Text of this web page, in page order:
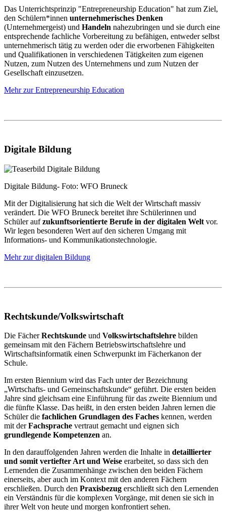
Das Unterrichtsprinzip "Entrepreneurship Education" hat zum Ziel,
den Schülern*innen unternehmerisches Denken
(Unternehmergeist) und Handeln nahezubringen und sie durch eine
entsprechende fachliche Vorbereitung zu befähigen, entweder selbst
unternehmerisch tätig zu werden oder die erworbenen Fähigkeiten
und Qualifikationen in verschiedenen Tätigkeiten zum eigenen
Nutzen, zum Nutzen des Unternehmens und zum Nutzen der
Gesellschaft einzusetzen.
Mehr zur Entrepreneurship Education
Digitale Bildung
Digitale Bildung- Foto: WFO Bruneck
Mit der Digitalisierung hat sich die Welt der Wirtschaft massiv
verändert. Die WFO Bruneck bereitet ihre Schülerinnen und
Schüler aufzukunftsorientierte Berufe in der digitalen Welt vor.
Wir legen besonderen Wert auf den sicheren Umgang mit
Informations- und Kommunikationstechnologie.
Mehr zur digitalen Bildung
Rechtskunde/Volkswirtschaft
Die FächerRechtskunde und Volkswirtschaftslehre bilden
gemeinsam mit den Fächern Betriebswirtschaftslehre und
Wirtschaftsinformatik einen Schwerpunkt im Fächerkanon der
Schule.
Im ersten Biennium wird das Fach unter der Bezeichnung
„Wirtschafts- und Gemeinschaftskunde“ geführt. Die ersten beiden
Jahre sind gleichsam eine Einführung für das zweite Biennium und
die fünfte Klasse. Das heißt, in den ersten beiden Jahren lernen die
Schüler die fachlichen Grundlagen des Faches kennen, werden
mit derFachsprache vertraut gemacht und eignen sich
grundlegende Kompetenzen an.
In den darauffolgenden Jahren werden die Inhalte in detaillierter
und somit vertiefter Art und Weise erarbeitet, so dass sich den
Lernenden die Zusammenhänge zwischen den beiden Fächern
einerseits, aber auch im Kontext mit den anderen Fächern
erschließen. Durch den Praxisbezug erschließt sich den Lernenden
ein Verständnis für die komplexen Vorgänge, mit denen sie sich in
ihrer Welt von heute und morgen konfrontiert sehen.